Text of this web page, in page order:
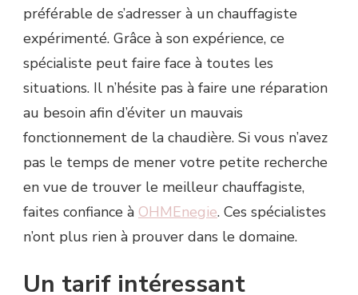
préférable de s’adresser à un chauffagiste
expérimenté. Grâce à son expérience, ce
spécialiste peut faire face à toutes les
situations. Il n’hésite pas à faire une réparation
au besoin afin d’éviter un mauvais
fonctionnement de la chaudière. Si vous n’avez
pas le temps de mener votre petite recherche
en vue de trouver le meilleur chauffagiste,
faites confiance à OHMEnegie. Ces spécialistes
n’ont plus rien à prouver dans le domaine.
Un tarif intéressant